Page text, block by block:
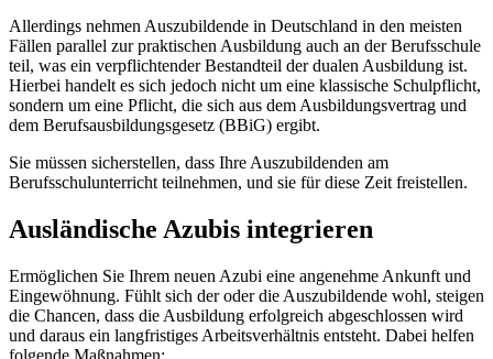
Allerdings nehmen Auszubildende in Deutschland in den meisten
Fällen parallel zur praktischen Ausbildung auch an der Berufsschule
teil, was ein verpflichtender Bestandteil der dualen Ausbildung ist.
Hierbei handelt es sich jedoch nicht um eine klassische Schulpflicht,
sondern um eine Pflicht, die sich aus dem Ausbildungsvertrag und
dem Berufsausbildungsgesetz (BBiG) ergibt.
Sie müssen sicherstellen, dass Ihre Auszubildenden am
Berufsschulunterricht teilnehmen, und sie für diese Zeit freistellen.
Ausländische Azubis integrieren
Ermöglichen Sie Ihrem neuen Azubi eine angenehme Ankunft und
Eingewöhnung. Fühlt sich der oder die Auszubildende wohl, steigen
die Chancen, dass die Ausbildung erfolgreich abgeschlossen wird
und daraus ein langfristiges Arbeitsverhältnis entsteht. Dabei helfen